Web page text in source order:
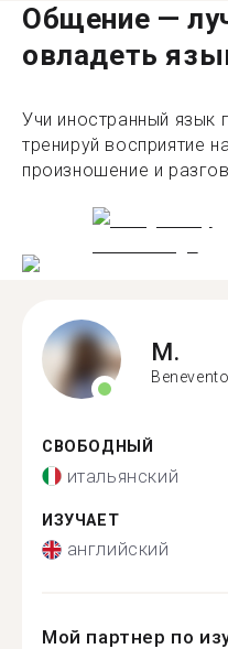
Общение —
овладеть
Учи иностранный язык
тренируй восприятие
произношение и
M.
Benevento
СВОБОДНЫЙ
итальянский
ИЗУЧАЕТ
английский
Мой партнер по